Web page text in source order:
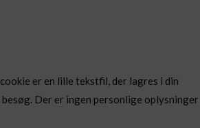
er en lille tekstfil, der lagres i din
Der er ingen personlige oplysninger